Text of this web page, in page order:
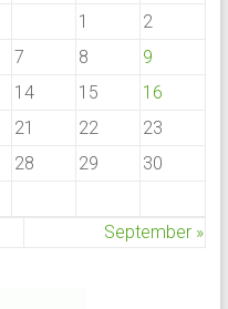
1
2
7 8
9
14 15
16
21 22
23
28 29
30
September »